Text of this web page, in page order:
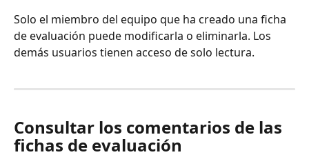
Solo el miembro del equipo que ha creado una ficha
de evaluación puede modificarla o eliminarla. Los
demás usuarios tienen acceso de solo lectura.
Consultar los comentarios de las
fichas de evaluación